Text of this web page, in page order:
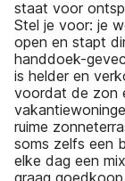
staat voor
Stel je voor: je
open en stapt
handdoek-
is helder en
voordat de zon
ruime
soms zelfs een
elke dag een
graag goedkoop